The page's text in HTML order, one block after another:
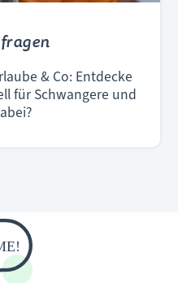
& Co: Entdecke
für Schwangere und